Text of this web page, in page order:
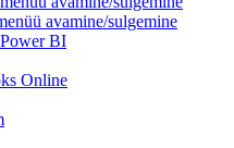
avamine/sulgemine
BI
Online